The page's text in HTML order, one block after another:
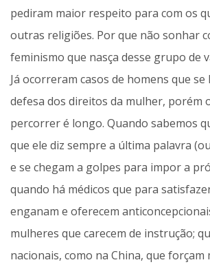
pediram maior respeito para com os
outras religiões. Por que não sonhar
feminismo que nasça desse grupo de
Já ocorreram casos de homens que se
defesa dos direitos da mulher, porém
percorrer é longo. Quando sabemos
que ele diz sempre a última palavra
e se chegam a golpes para impor a
quando há médicos que para
enganam e oferecem
mulheres que carecem de instrução;
nacionais, como na China, que forçam